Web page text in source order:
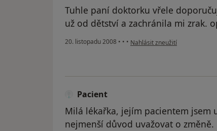
Tuhle paní doktorku vřele
už od dětství a zachránila mi zrak.
20. listopadu 2008 • • • podle názoru uživatele lena
Nahlásit zneužití
Pacient
Milá lékařka, jejím pacientem jsem
nejmenší důvod uvažovat o změně.